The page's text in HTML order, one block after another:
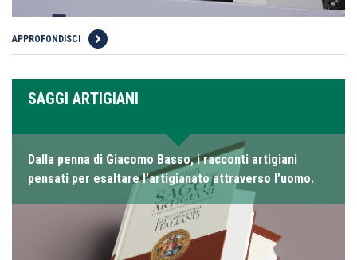
APPROFONDISCI
SAGGI ARTIGIANI
Dalla penna di Giacomo Basso, i racconti artigiani
pensati per esaltare l’artigianato attraverso l’uomo.